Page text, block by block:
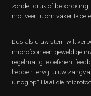
zonder druk of
motiveert u om vaker te
Dus als u uw stem wilt
microfoon een geweldige
regelmatig te oefenen,
hebben terwijl u uw
u nog op? Haal die